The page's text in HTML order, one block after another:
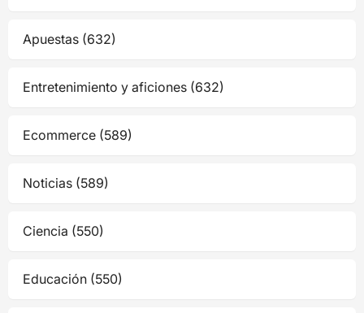
Apuestas (632)
Entretenimiento y aficiones (632)
Ecommerce (589)
Noticias (589)
Ciencia (550)
Educación (550)